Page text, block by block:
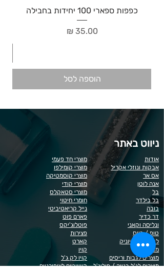
כפפות ספארי 100 יחידות בחבילה
מחיר‏35.00 ‏₪
הוספה לסל
ניווט באתר
מוצרי חד פעמי
מוצרי קומילפו
מוצרי קוסמטיקה
מוצרי קודי
מוצרי סטאקלס
חומרי חיטוי
נייל קריאטיביטי
פארם פוט
פוטלוג'יקס
פצירות
קארט
קויו
קויו לק ג'ל
קישוטים לציפורניים
אודות
אבקות ונוזלי אקריל
אס אר
אנה לוטן
בל
בל בילדר
בובה
דר כדיר
ונליסה וקאני
טופ / בייס
לק רגיל לה יוניק
מבצעים
מוצרים לגבות וריסים
מוצרים לג'ל בנייה / פוליג'ל